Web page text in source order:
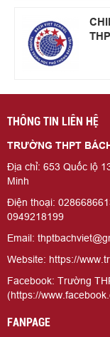
THÔNG TIN LIÊN HỆ
TRƯỜNG THPT
Địa chỉ: 653 Quốc lộ
Minh
Điện thoại:
0949218199
Email:
Website: https://
Facebook: Trường
(https://
FANPAGE